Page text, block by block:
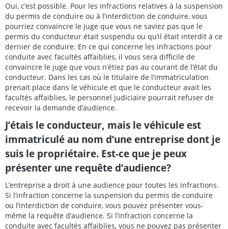
Oui, c’est possible. Pour les infractions relatives à la suspension
du permis de conduire ou à l’interdiction de conduire, vous
pourriez convaincre le juge que vous ne saviez pas que le
permis du conducteur était suspendu ou qu’il était interdit à ce
dernier de conduire. En ce qui concerne les infractions pour
conduite avec facultés affaiblies, il vous sera difficile de
convaincre le juge que vous n’étiez pas au courant de l’état du
conducteur. Dans les cas où le titulaire de l’immatriculation
prenait place dans le véhicule et que le conducteur avait les
facultés affaiblies, le personnel judiciaire pourrait refuser de
recevoir la demande d’audience.
J’étais le conducteur, mais le véhicule est
immatriculé au nom d’une entreprise dont je
suis le propriétaire. Est-ce que je peux
présenter une requête d’audience?
L’entreprise a droit à une audience pour toutes les infractions.
Si l’infraction concerne la suspension du permis de conduire
ou l’interdiction de conduire, vous pouvez présenter vous-
même la requête d’audience. Si l’infraction concerne la
conduite avec facultés affaiblies, vous ne pouvez pas présenter